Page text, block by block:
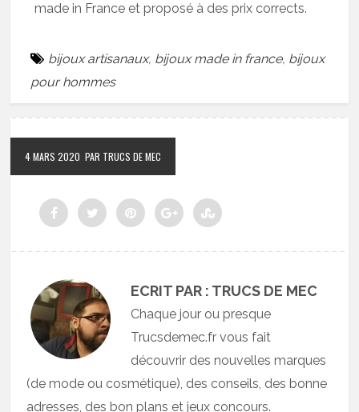
made in France et proposé à des prix corrects.
bijoux artisanaux, bijoux made in france, bijoux
pour hommes
4 MARS 2020 PAR TRUCS DE MEC
ECRIT PAR : TRUCS DE MEC
Chaque jour ou presque
Trucsdemec.fr vous fait
découvrir des nouvelles marques
(de mode ou cosmétique), des conseils, des bonne
adresses, des bon plans et jeux concours.